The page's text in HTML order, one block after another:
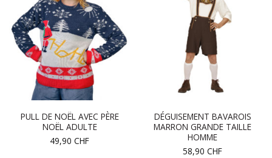
PULL DE NOËL AVEC PÈRE
NOËL ADULTE
49,90 CHF
DÉGUISEMENT BAVAROIS
MARRON GRANDE TAILLE
HOMME
58,90 CHF